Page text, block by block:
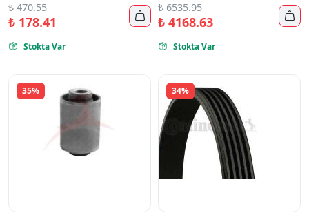
₺470.55
₺178.41 
 Stokta Var
₺6535.95
₺4168.63 
 Stokta Var
35% 34%